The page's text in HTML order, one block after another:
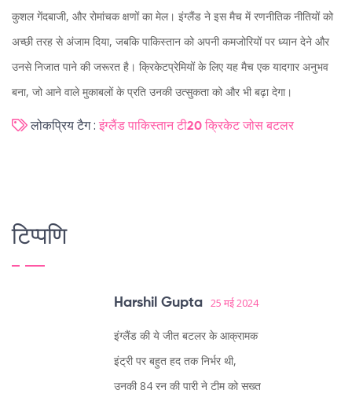
कुशल गेंदबाजी, और रोमांचक क्षणों का मेल। इंग्लैंड ने इस मैच में रणनीतिक नीतियों को
अच्छी तरह से अंजाम दिया, जबकि पाकिस्तान को अपनी कमजोरियों पर ध्यान देने और
उनसे निजात पाने की जरूरत है। क्रिकेटप्रेमियों के लिए यह मैच एक यादगार अनुभव
बना, जो आने वाले मुकाबलों के प्रति उनकी उत्सुकता को और भी बढ़ा देगा।
लोकप्रिय टैग : इंग्लैंड पाकिस्तान टी20 क्रिकेट जोस बटलर
टिप्पणि
Harshil Gupta 25 मई 2024
इंग्लैंड की ये जीत बटलर के आक्रामक
इंट्री पर बहुत हद तक निर्भर थी,
उनकी 84 रन की पारी ने टीम को सख्त